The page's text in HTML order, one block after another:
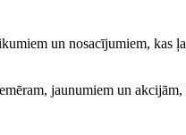
un nosacījumiem, kas
jaunumiem un